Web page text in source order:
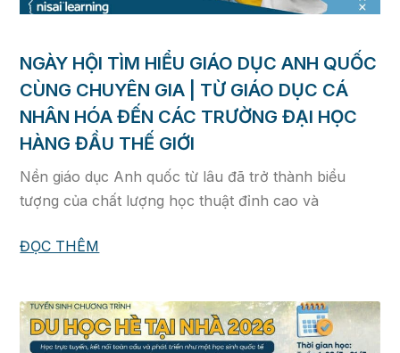
NGÀY HỘI TÌM HIỂU GIÁO DỤC ANH QUỐC
CÙNG CHUYÊN GIA | TỪ GIÁO DỤC CÁ
NHÂN HÓA ĐẾN CÁC TRƯỜNG ĐẠI HỌC
HÀNG ĐẦU THẾ GIỚI
Nền giáo dục Anh quốc từ lâu đã trở thành biểu
tượng của chất lượng học thuật đỉnh cao và
ĐỌC THÊM